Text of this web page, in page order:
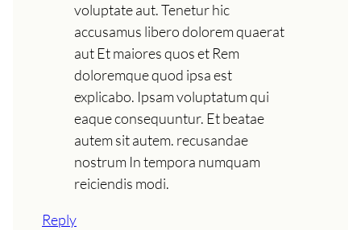
voluptate aut. Tenetur hic
accusamus libero dolorem quaerat
aut Et maiores quos et Rem
doloremque quod ipsa est
explicabo. Ipsam voluptatum qui
eaque consequuntur. Et beatae
autem sit autem. recusandae
nostrum In tempora numquam
reiciendis modi.
Reply